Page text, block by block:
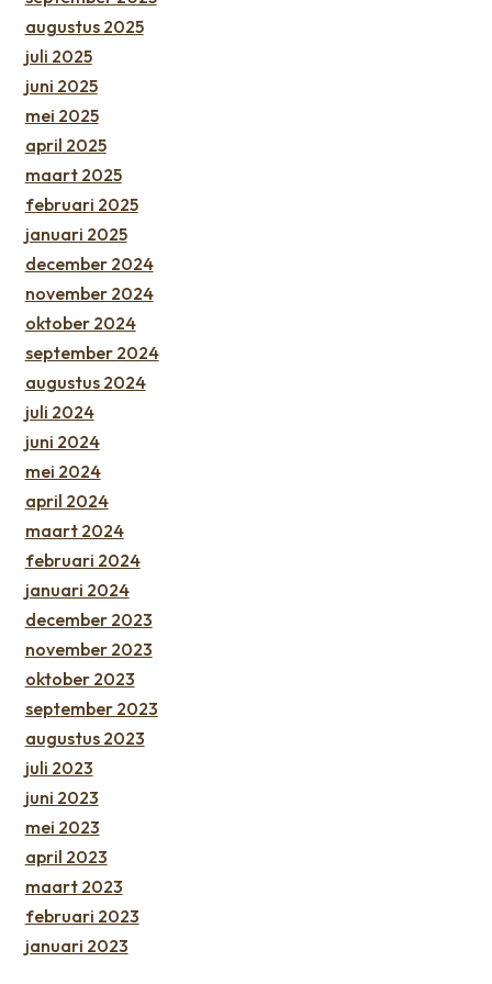
augustus 2025
juli 2025
juni 2025
mei 2025
april 2025
maart 2025
februari 2025
januari 2025
december 2024
november 2024
oktober 2024
september 2024
augustus 2024
juli 2024
juni 2024
mei 2024
april 2024
maart 2024
februari 2024
januari 2024
december 2023
november 2023
oktober 2023
september 2023
augustus 2023
juli 2023
juni 2023
mei 2023
april 2023
maart 2023
februari 2023
januari 2023